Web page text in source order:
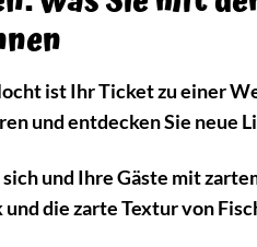
ist Ihr Ticket zu einer
und entdecken Sie neue
und Ihre Gäste mit
die zarte Textur von